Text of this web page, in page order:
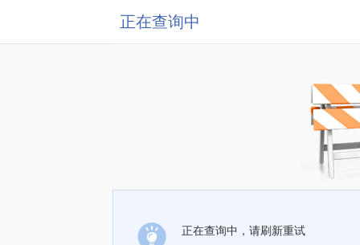
正在查询中
正在查询中，请刷新重试